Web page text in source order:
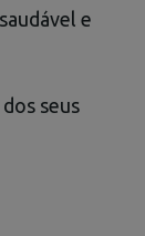
e
seus